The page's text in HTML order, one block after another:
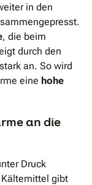
in den
, die beim
durch den
an. So wird
eine hohe
an die
Druck
Kältemittel gibt